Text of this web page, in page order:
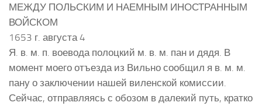
МЕЖДУ ПОЛЬСКИМ И НАЕМНЫМ ИНОСТРАННЫМ
ВОЙСКОМ
1653 г. августа 4
Я. в. м. п. воевода полоцкий м. в. м. пан и дядя. В
момент моего отъезда из Вильно сообщил я в. м. м.
пану о заключении нашей виленской комиссии.
Сейчас, отправляясь с обозом в далекий путь, кратко